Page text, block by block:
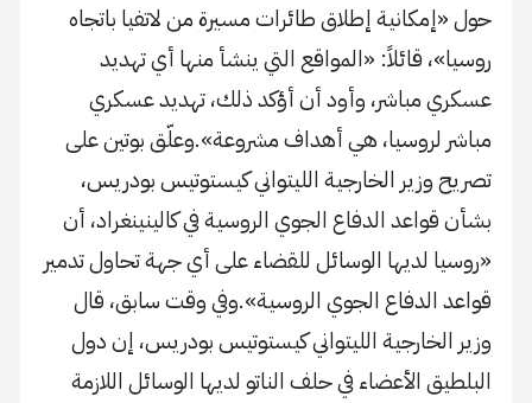
حول «إمكانية إطلاق طائرات مسيرة من لاتفيا باتجاه
روسيا»، قائلاً: «المواقع التي ينشأ منها أي تهديد
عسكري مباشر، وأود أن أؤكد ذلك، تهديد عسكري
مباشر لروسيا، هي أهداف مشروعة».وعلّق بوتين على
تصريح وزير الخارجية الليتواني كيستوتيس بودريس،
بشأن قواعد الدفاع الجوي الروسية في كالينينغراد، أن
«روسيا لديها الوسائل للقضاء على أي جهة تحاول تدمير
قواعد الدفاع الجوي الروسية».وفي وقت سابق، قال
وزير الخارجية الليتواني كيستوتيس بودريس، إن دول
البلطيق الأعضاء في حلف الناتو لديها الوسائل اللازمة